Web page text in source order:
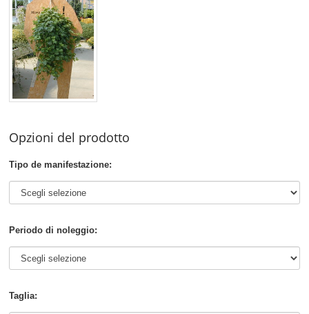
Opzioni del prodotto
Tipo de manifestazione:
Periodo di noleggio:
Taglia: